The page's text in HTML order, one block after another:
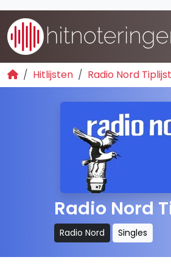
Hitlijsten Radio Nord Tiplijst
Radio Nord
Radio Nord Singles